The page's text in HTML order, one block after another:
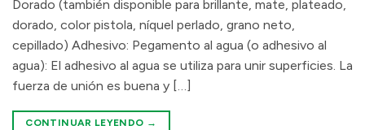
Dorado (también disponible para brillante, mate, plateado,
dorado, color pistola, níquel perlado, grano neto,
cepillado) Adhesivo: Pegamento al agua (o adhesivo al
agua): El adhesivo al agua se utiliza para unir superficies. La
fuerza de unión es buena y […]
CONTINUAR LEYENDO →